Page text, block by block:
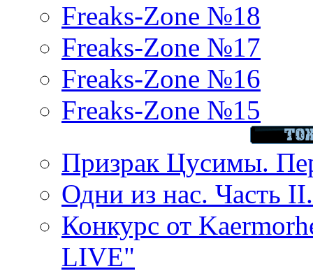
Freaks-Zone №18
Freaks-Zone №17
Freaks-Zone №16
Freaks-Zone №15
Призрак Цусимы.
Одни из нас. Часть
Конкурс от
LIVE"